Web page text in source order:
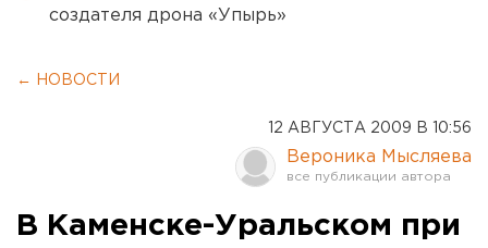
создателя дрона «Упырь»
← НОВОСТИ
12 АВГУСТА 2009 В 10:56
Вероника Мысляева
В Каменске-Уральском при